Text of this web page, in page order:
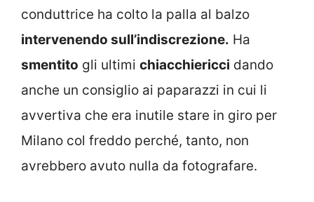
conduttrice ha colto la palla al balzo
intervenendo sull’indiscrezione. Ha
smentito gli ultimi chiacchiericci dando
anche un consiglio ai paparazzi in cui li
avvertiva che era inutile stare in giro per
Milano col freddo perché, tanto, non
avrebbero avuto nulla da fotografare.